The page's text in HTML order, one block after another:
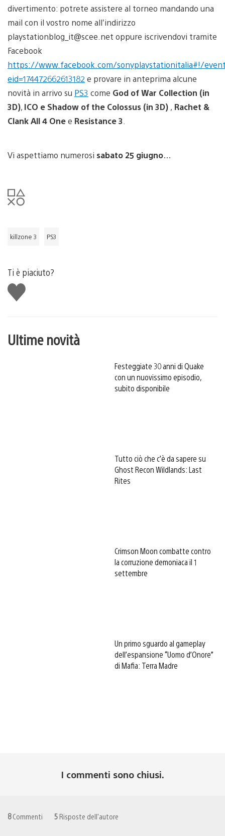
divertimento: potrete assistere al torneo mandando una
mail con il vostro nome all’indirizzo
playstationblog_it@scee.net oppure iscrivendovi tramite
Facebook
https://www.facebook.com/sonyplaystationitalia#!/
eid=174472662613182 e provare in anteprima alcune
novità in arrivo su PS3 come God of War Collection (in
3D), ICO e Shadow of the Colossus (in 3D) , Rachet &
Clank All 4 Onee Resistance 3
Vi aspettiamo numerosi sabato 25 giugno…
killzone 3 PS3
Ti è piaciuto?
Mi
piace
Ultime novità
Festeggiate 30 anni di Quake
con un nuovissimo episodio,
subito disponibile
Tutto ciò che c’è da sapere su
Ghost Recon Wildlands: Last
Rites
Crimson Moon combatte contro
la corruzione demoniaca il 1
settembre
Un primo sguardo al gameplay
dell’espansione “Uomo d’Onore”
di Mafia: Terra Madre
I commenti sono chiusi.
8Commenti 5 Risposte dell'autore